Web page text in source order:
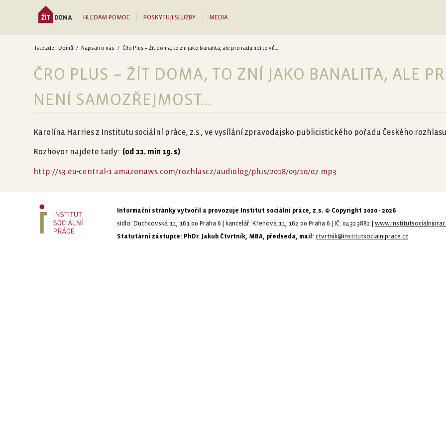
HLEDÁM POMOC POSKYTUJI SLUŽBY MÉDIA
Jste zde: Domů / Napsali o nás / ČRo Plus – Žít doma, to zní jako banalita, ale pro řadu lidí to vů...
ČRO PLUS – ŽÍT DOMA, TO ZNÍ JAKO BANALITA, ALE
NENÍ SAMOZŘEJMOST…
Karolína Harries z Institutu sociální práce, z.s., ve vysílání zpravodajsko-publicistického pořadu Českého rozhlasu
Rozhovor najdete tady: (od 11. min 19. s)
http://s3.eu-central-1.amazonaws.com/rozhlascz/audiolog/plus/2018/09/10/07.mp3
Informační stránky vytvořil a provozuje Institut sociální práce, z.s. © Copyright 2020 - 2026
sídlo: Duchcovská 11, 161 00 Praha 6 | kancelář: Křenova 11, 162 00 Praha 6 | IČ: 04323882 |
Statutární zástupce: PhDr. Jakub Čtvrtník, MBA, předseda, mail: ctvrtnik@institutsocialniprace.cz